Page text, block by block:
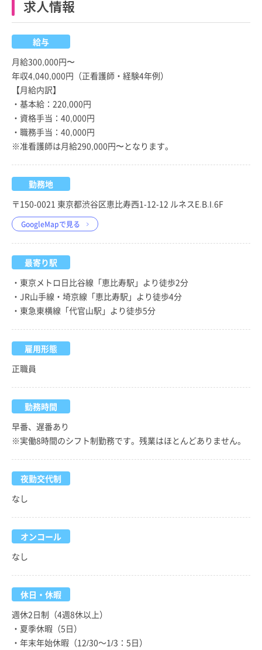
求人情報
給与
月給300,000円〜
年収4,040,000円（正看護師・経験4年例）
【月給内訳】
・基本給：220,000円
・資格手当：40,000円
・職務手当：40,000円
※准看護師は月給290,000円〜となります。
勤務地
〒150-0021 東京都渋谷区恵比寿西1-12-12 ルネスE.B.I.6F
GoogleMapで見る
最寄り駅
・東京メトロ日比谷線「恵比寿駅」より徒歩2分
・JR山手線・埼京線「恵比寿駅」より徒歩4分
・東急東横線「代官山駅」より徒歩5分
雇用形態
正職員
勤務時間
早番、遅番あり
※実働8時間のシフト制勤務です。残業はほとんどありません。
夜勤交代制
なし
オンコール
なし
休日・休暇
週休2日制（4週8休以上）
・夏季休暇（5日）
・年末年始休暇（12/30～1/3：5日）